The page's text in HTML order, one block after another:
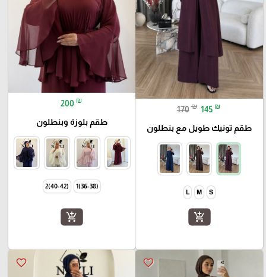
170 ₪ 145 ₪
طقم تونيك طويل مع بنطلون
S
M
L
add_shopping_cart
200 ₪
طقم بلوزة وبنطلون
(36-38)1
(40-42)2
add_shopping_cart
favorite_border
favorite_border